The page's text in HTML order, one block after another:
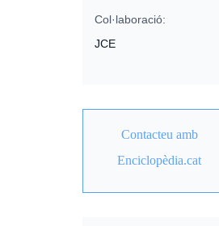
Col·laboració:
JCE
Contacteu amb
Enciclopèdia.cat